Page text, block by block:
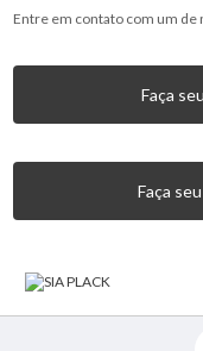
Entre em contato com um de
Faça
Faça